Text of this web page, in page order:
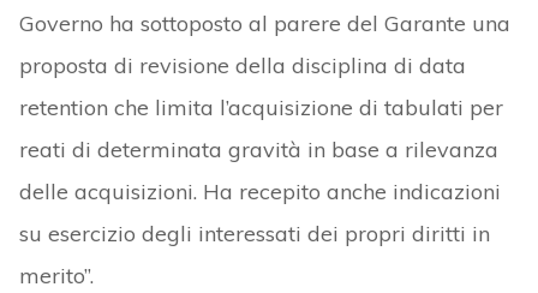
Governo ha sottoposto al parere del Garante una
proposta di revisione della disciplina di data
retention che limita l’acquisizione di tabulati per
reati di determinata gravità in base a rilevanza
delle acquisizioni. Ha recepito anche indicazioni
su esercizio degli interessati dei propri diritti in
merito”.